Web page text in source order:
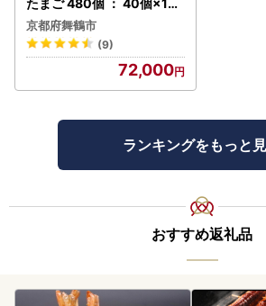
回 【配送不可地域：北海道
、沖縄、離島】
京都府舞鶴市
(9)
72,000
ランキングをもっと
おすすめ返礼品